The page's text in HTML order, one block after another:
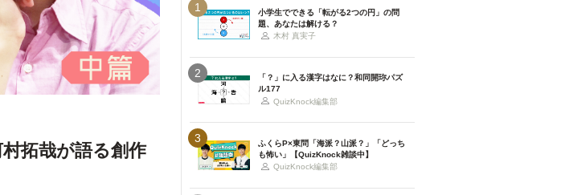
拓哉が語る創作
1
小学生でできる「転がる2つの円」の問
題、あなたは解ける？
木村 真実子
2
「？」に入る漢字はなに？和同開珎パズ
ル177
QuizKnock編集部
3
ふくらP×東問「海派？山派？」「どっち
も怖い」【QuizKnock雑談中】
QuizKnock編集部